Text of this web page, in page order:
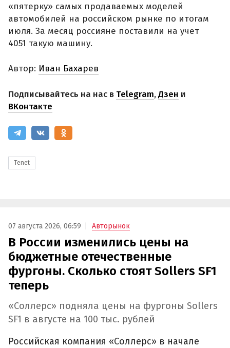
«пятерку» самых продаваемых моделей
автомобилей на российском рынке по итогам
июля. За месяц россияне поставили на учет
4051 такую машину.
Автор: Иван Бахарев
Подписывайтесь на нас в Telegram,Дзен и
ВКонтакте
Tenet
07 августа 2026, 06:59 Авторынок
В России изменились цены на
бюджетные отечественные
фургоны. Сколько стоят Sollers SF1
теперь
«Соллерс» подняла цены на фургоны Sollers
SF1 в августе на 100 тыс. рублей
Российская компания «Соллерс» в начале